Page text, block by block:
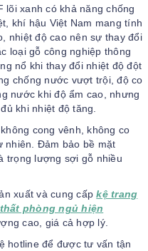
lõi xanh có khả năng chống
khí hậu Việt Nam mang tính
nhiệt độ cao nên sự thay đổi
loại gỗ công nghiệp thông
nổ khi thay đổi nhiệt độ đột
chống nước vượt trội, độ co
nước khi độ ẩm cao, nhưng
khi nhiệt độ tăng.
cong vênh, không co
nhiên. Đảm bảo bề mặt
trọng lượng sợi gỗ nhiều
xuất và cung cấp kệ trang
phòng ngủ hiện
cao, giá cả hợp lý.
hotline để được tư vấn tận